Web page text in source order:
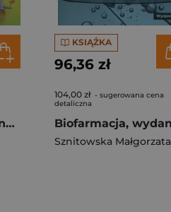
Choroby wewnętrzne małych zwierząt. Tom 3
KSIĄŻKA
96,36 zł
104,00 zł - sugerowana cena
detaliczna
Sznitowska Małgorzata